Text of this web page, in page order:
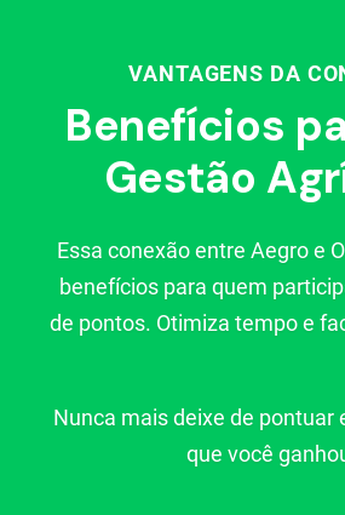
VANTAGENS DA
Benefícios
Gestão
Essa conexão entre Aegro e
benefícios para quem
de pontos. Otimiza tempo e
Nunca mais deixe de pontuar
que você